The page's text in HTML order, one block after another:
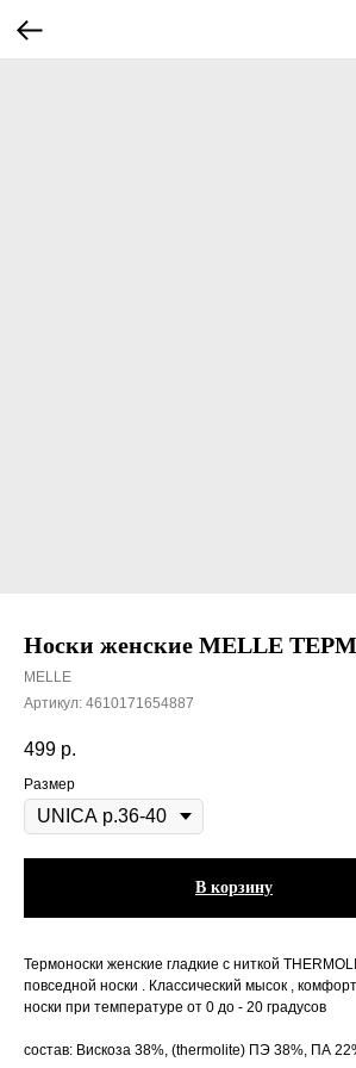
Носки женские MELLE
MELLE
Артикул: 4610171654887
499 р.
Размер
В корзину
Термоноски женские гладкие с ниткой
повседной носки . Классический мысок ,
носки при температуре от 0 до - 20 градусов
состав: Вискоза 38%, (thermolite) ПЭ 38%, ПА